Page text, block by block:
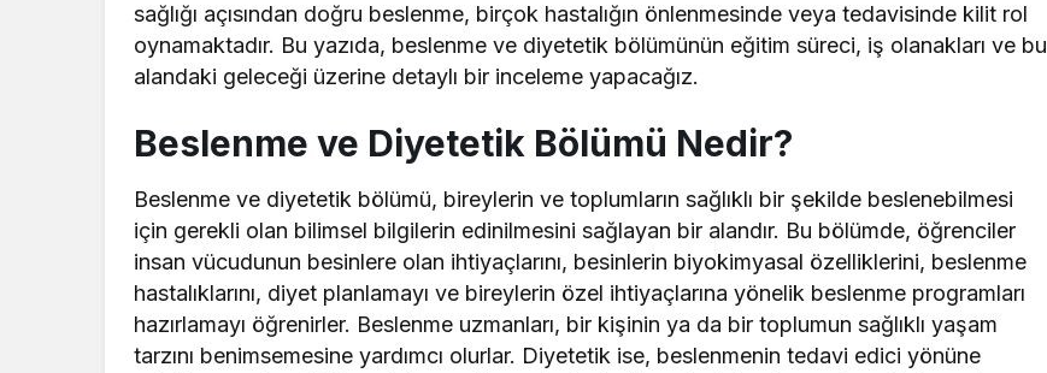
sağlığı açısından doğru beslenme, birçok hastalığın önlenmesinde veya tedavisinde kilit rol
oynamaktadır. Bu yazıda, beslenme ve diyetetik bölümünün eğitim süreci, iş olanakları ve bu
alandaki geleceği üzerine detaylı bir inceleme yapacağız.
Beslenme ve Diyetetik Bölümü Nedir?
Beslenme ve diyetetik bölümü, bireylerin ve toplumların sağlıklı bir şekilde beslenebilmesi
için gerekli olan bilimsel bilgilerin edinilmesini sağlayan bir alandır. Bu bölümde, öğrenciler
insan vücudunun besinlere olan ihtiyaçlarını, besinlerin biyokimyasal özelliklerini, beslenme
hastalıklarını, diyet planlamayı ve bireylerin özel ihtiyaçlarına yönelik beslenme programları
hazırlamayı öğrenirler. Beslenme uzmanları, bir kişinin ya da bir toplumun sağlıklı yaşam
tarzını benimsemesine yardımcı olurlar. Diyetetik ise, beslenmenin tedavi edici yönüne